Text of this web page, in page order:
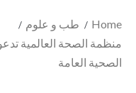
Home
طب و علوم
منظمة الصحة العالمية
الصحية العامة